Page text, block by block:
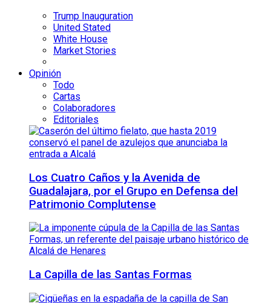
Trump Inauguration
United Stated
White House
Market Stories
Opinión
Todo
Cartas
Colaboradores
Editoriales
Los Cuatro Caños y la Avenida de
Guadalajara, por el Grupo en Defensa del
Patrimonio Complutense
La Capilla de las Santas Formas